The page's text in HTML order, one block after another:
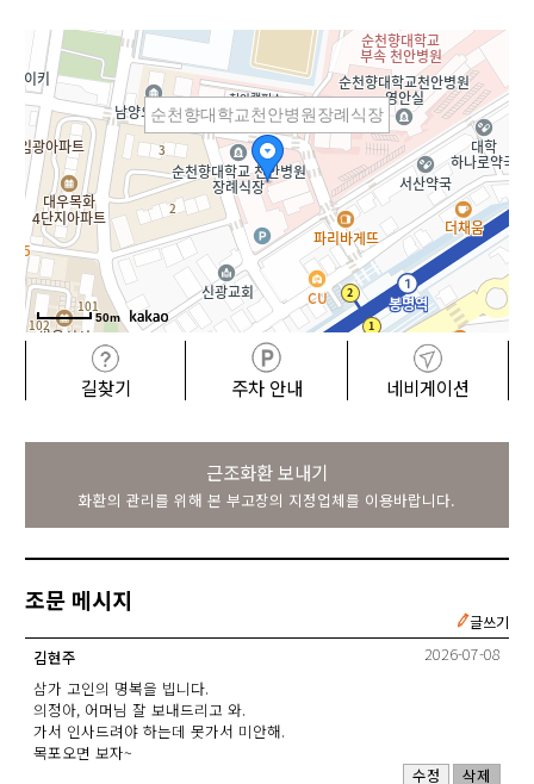
순천향대학교천안병원장례식장
50m
길찾기 주차 안내 네비게이션
근조화환 보내기
화환의 관리를 위해 본 부고장의 지정업체를 이용바랍니다.
조문 메시지
글쓰기
김현주
2026-07-08
삼가 고인의 명복을 빕니다.
의정아, 어머님 잘 보내드리고 와.
가서 인사드려야 하는데 못가서 미안해.
목포오면 보자~
수정
삭제